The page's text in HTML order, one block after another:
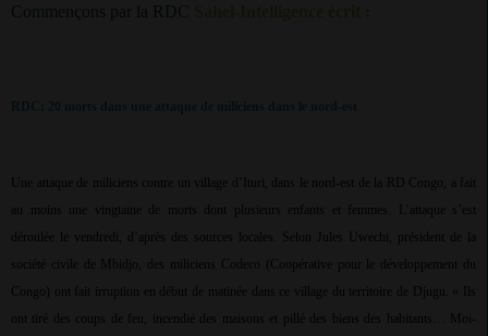
Commençons par la RDC
Une attaque de miliciens contre un village d’Ituri, dans le nord-est de la RD Congo, a fait
au moins une vingtaine de morts dont plusieurs enfants et femmes. L’attaque s’est
déroulée le vendredi, d’après des sources locales. Selon Jules Uwechi, président de la
société civile de Mbidjo, des miliciens Codeco (Coopérative pour le développement du
Congo) ont fait irruption en début de matinée dans ce village du territoire de Djugu. « Ils
ont tiré des coups de feu, incendié des maisons et pillé des biens des habitants… Moi-